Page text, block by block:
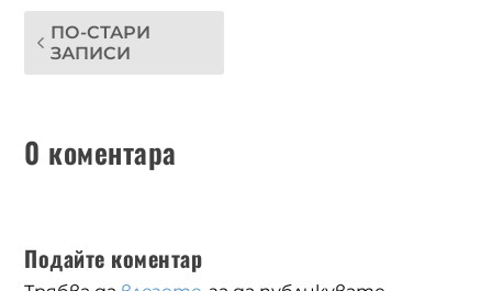
ПО-СТАРИ
ЗАПИСИ
0 коментара
Подайте коментар